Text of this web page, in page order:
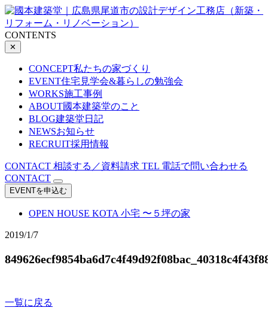
CONTENTS
✕
CONCEPT私たちの家づくり
EVENT住宅見学会&暮らしの勉強会
WORKS施工事例
ABOUT國本建築堂のこと
BLOG建築堂日記
NEWSお知らせ
RECRUIT採用情報
CONTACT 相談する／資料請求 TEL 電話で問い合わせる
CONTACT
EVENTを申込む
OPEN HOUSE KOTA 小宅 〜５坪の家
2019/1/7
一覧に戻る